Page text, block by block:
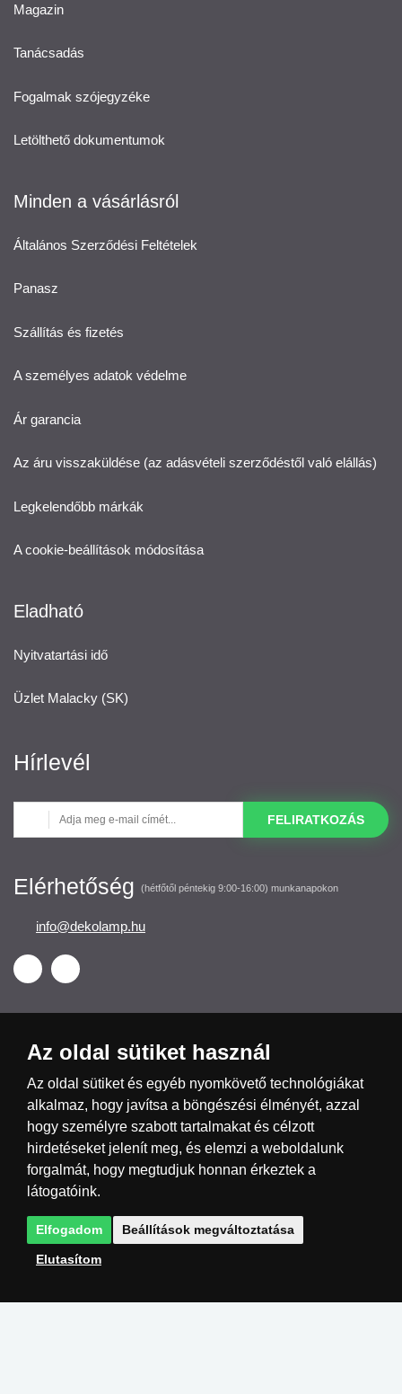
Magazin
Tanácsadás
Fogalmak szójegyzéke
Letölthető dokumentumok
Minden a vásárlásról
Általános Szerződési Feltételek
Panasz
Szállítás és fizetés
A személyes adatok védelme
Ár garancia
Az áru visszaküldése (az adásvételi szerződéstől való elállás)
Legkelendőbb márkák
A cookie-beállítások módosítása
Eladható
Nyitvatartási idő
Üzlet Malacky (SK)
Hírlevél
FELIRATKOZÁS
Elérhetőség (hétfőtől péntekig 9:00-16:00) munkanapokon
info@dekolamp.hu
Česká republika Slovensko Deutschland
Magyarország Österreich België
Nederland
Az oldal sütiket használ
Az oldal sütiket és egyéb nyomkövető technológiákat
alkalmaz, hogy javítsa a böngészési élményét, azzal
hogy személyre szabott tartalmakat és célzott
hirdetéseket jelenít meg, és elemzi a weboldalunk
forgalmát, hogy megtudjuk honnan érkeztek a
látogatóink.
Elfogadom Beállítások megváltoztatása
Elutasítom